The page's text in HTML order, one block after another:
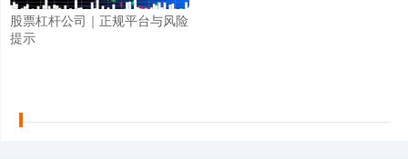
股票杠杆公司｜正规平台与风险
提示